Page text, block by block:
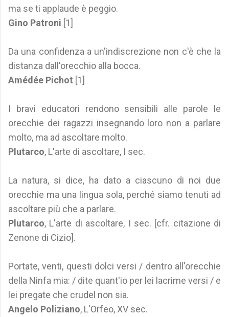
ma se ti applaude è peggio.
Gino Patroni [1]
Da una confidenza a un'indiscrezione non c'è che la
distanza dall'orecchio alla bocca.
Amédée Pichot [1]
I bravi educatori rendono sensibili alle parole le
orecchie dei ragazzi insegnando loro non a parlare
molto, ma ad ascoltare molto.
Plutarco, L'arte di ascoltare, I sec.
La natura, si dice, ha dato a ciascuno di noi due
orecchie ma una lingua sola, perché siamo tenuti ad
ascoltare più che a parlare.
Plutarco, L'arte di ascoltare, I sec. [cfr. citazione di
Zenone di Cizio].
Portate, venti, questi dolci versi / dentro all'orecchie
della Ninfa mia: / dite quant'io per lei lacrime versi / e
lei pregate che crudel non sia.
Angelo Poliziano, L'Orfeo, XV sec.